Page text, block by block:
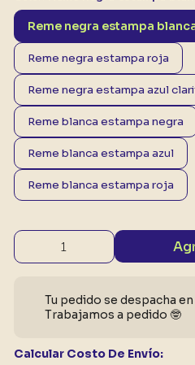
Reme negra estampa
Reme negra estampa roja
Reme negra estampa azul
Reme blanca estampa negra
Reme blanca estampa azul
Reme blanca estampa roja
Tu pedido se despacha en
Trabajamos a pedido 🤓
Calcular Costo De Envío: